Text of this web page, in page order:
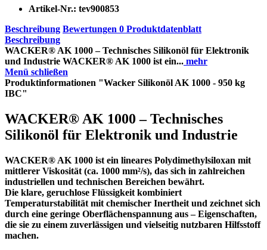
Artikel-Nr.: tev900853
Beschreibung Bewertungen 0 Produktdatenblatt
Beschreibung
WACKER® AK 1000 – Technisches Silikonöl für Elektronik
und Industrie WACKER® AK 1000 ist ein... mehr
Menü schließen
Produktinformationen "Wacker Silikonöl AK 1000 - 950 kg
IBC"
WACKER® AK 1000 – Technisches
Silikonöl für Elektronik und Industrie
WACKER® AK 1000 ist ein lineares Polydimethylsiloxan mit
mittlerer Viskosität (ca. 1000 mm²/s), das sich in zahlreichen
industriellen und technischen Bereichen bewährt.
Die klare, geruchlose Flüssigkeit kombiniert
Temperaturstabilität mit chemischer Inertheit und zeichnet sich
durch eine geringe Oberflächenspannung aus – Eigenschaften,
die sie zu einem zuverlässigen und vielseitig nutzbaren Hilfsstoff
machen.